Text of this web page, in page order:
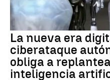
La nueva era
ciberataque
obliga a
inteligencia